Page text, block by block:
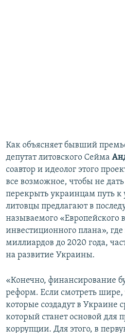
Как объясняет бывший
депутат литовского Сейма
соавтор и идеолог этого
все возможное, чтобы не
перекрыть украинцам путь к
литовцы предлагают в
называемого «Европейского
инвестиционного плана»,
миллиардов до 2020 года,
на развитие Украины.
«Конечно, финансирование
реформ. Если смотреть
которые создадут в Украине
который станет основой для
коррупции. Для этого, в